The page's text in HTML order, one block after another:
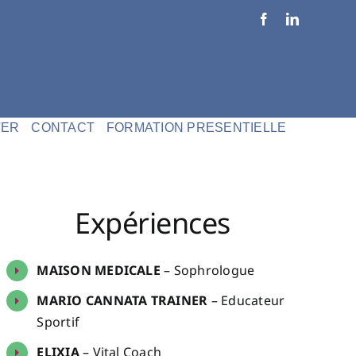
FacebookLinkedIn
CONTACT FORMATION PRESENTIELLE
Expériences
MAISON MEDICALE – Sophrologue
MARIO CANNATA TRAINER – Educateur
Sportif
ELIXIA– Vital Coach